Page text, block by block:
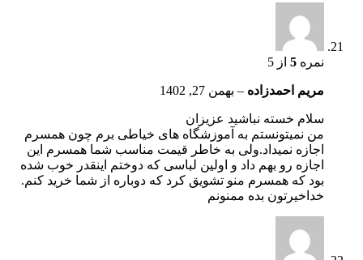
نمره 5 از 5
مریم احمدزاده – بهمن 27, 1402
سلام خسته نباشید عزیزان
من نمیتونستم به آموزشگاه های خیاطی برم چون همسرم
اجازه نمیداد.ولی به خاطر قیمت مناسب شما همسرم این
اجازه رو بهم داد و اولین لباسی که دوختم اینقدر خوب شده
بود که همسرم منو تشویق کرد که دوباره از شما خرید کنم.
خداخیرتون بده ممنونم